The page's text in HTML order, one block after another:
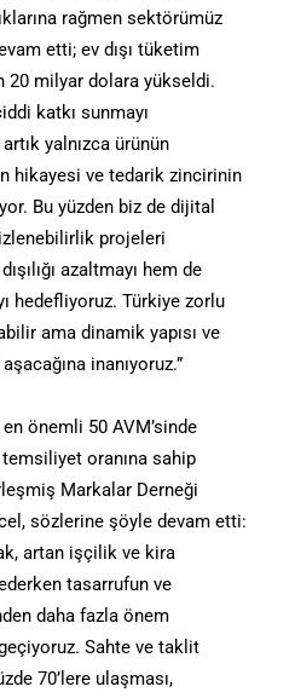
rağmen sektörümüz
etti; ev dışı tüketim
20 milyar dolara yükseldi.
katkı sunmayı
yalnızca ürünün
hikayesi ve tedarik zincirinin
Bu yüzden biz de dijital
projeleri
azaltmayı hem de
hedefliyoruz. Türkiye zorlu
ama dinamik yapısı ve
inanıyoruz.”
önemli 50 AVM’sinde
oranına sahip
Markalar Derneği
sözlerine şöyle devam etti:
artan işçilik ve kira
tasarrufun ve
daha fazla önem
Sahte ve taklit
70’lere ulaşması,